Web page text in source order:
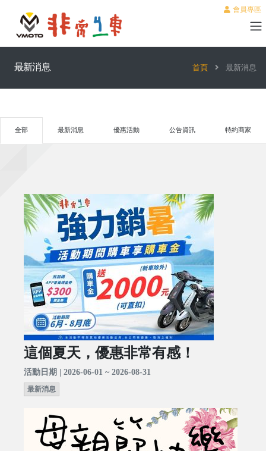
會員專區
最新消息 首頁 最新消息
全部 最新消息 優惠活動 公告資訊 特約商家
這個夏天，優惠非常有感！
活動日期 | 2026-06-01 ~ 2026-08-31
最新消息